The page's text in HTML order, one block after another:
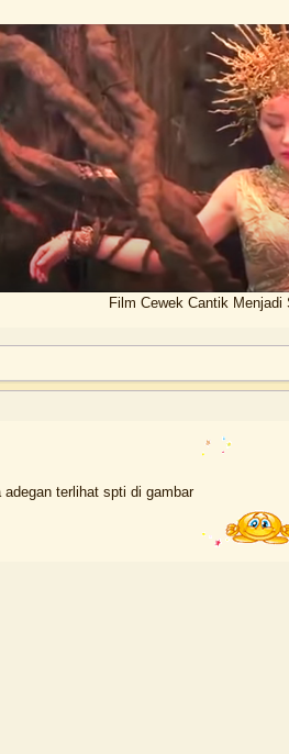
Film Cewek Cantik
adegan terlihat spti di gambar